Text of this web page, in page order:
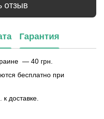
отзыв
Гарантия
— 40 грн.
бесплатно при
доставке.